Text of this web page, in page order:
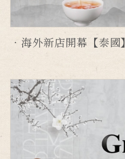
海外新店開幕【泰國】